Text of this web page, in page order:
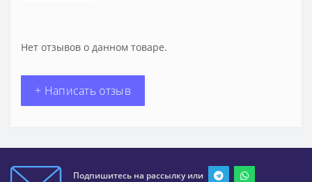
Нет отзывов о данном товаре.
+ Написать отзыв
Подпишитесь на рассылку или